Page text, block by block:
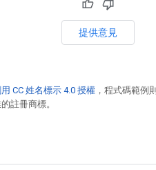
提供意見
CC 姓名標示 4.0 授權 ，程式碼範例
註冊商標。